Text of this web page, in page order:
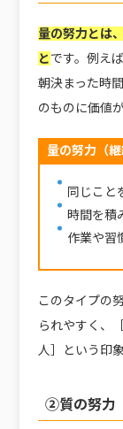
量の努力とは
とです。例え
朝決まった時
のものに価値
量の努力（
同じこと
時間を積
作業や習
このタイプの
られやすく、
人］という印
②質の努力